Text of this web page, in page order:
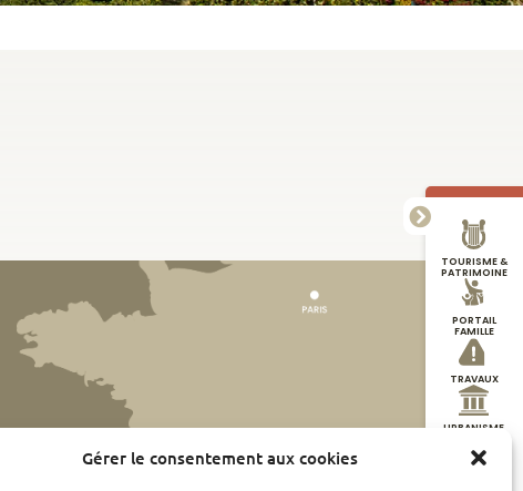
Gérer le consentement aux cookies
TOURISME &
PATRIMOINE
PORTAIL
FAMILLE
TRAVAUX
URBANISME